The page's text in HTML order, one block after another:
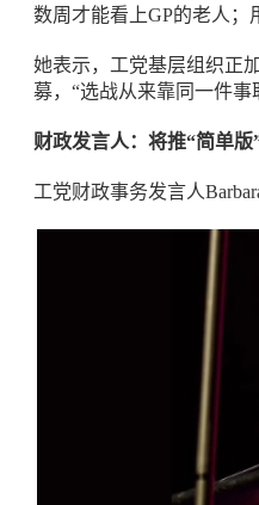
数周才能看上GP的老人
她表示，工党基层组织正
募，“选战从来靠同一件
财政发言人：将推“简单版
工党财政事务发言人